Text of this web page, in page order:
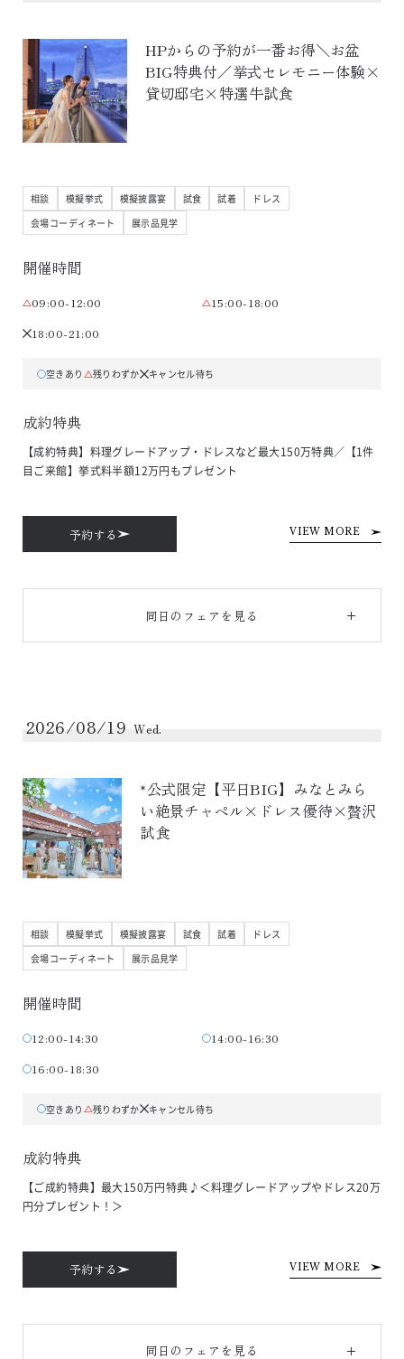
HPからの予約が一番お得＼お盆
BIG特典付／挙式セレモニー体験×
貸切邸宅×特選牛試食
相談 模擬挙式 模擬披露宴 試食 試着
ドレス
会場コーディネート
展示品見学
開催時間
09:00-12:00
15:00-18:00
18:00-21:00
空きあり 残りわずか キャンセル待ち
成約特典
【成約特典】料理グレードアップ・ドレスなど最大150万特典／【1件
目ご来館】挙式料半額12万円もプレゼント
予約する VIEW MORE
同日のフェアを見る
2026/08/19 Wed.
*公式限定【平日BIG】みなとみら
い絶景チャペル×ドレス優待×贅沢
試食
相談 模擬挙式 模擬披露宴 試食 試着
ドレス
会場コーディネート
展示品見学
開催時間
12:00-14:30
14:00-16:30
16:00-18:30
空きあり 残りわずか キャンセル待ち
成約特典
【ご成約特典】最大150万円特典♪＜料理グレードアップやドレス20万
円分プレゼント！＞
予約する VIEW MORE
同日のフェアを見る